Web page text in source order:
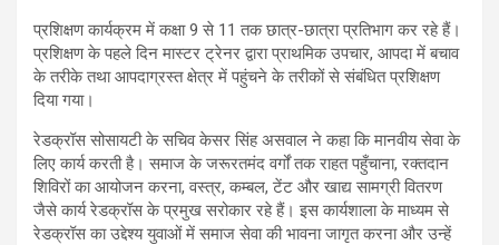
प्रशिक्षण कार्यक्रम में कक्षा 9 से 11 तक छात्र-छात्रा प्रतिभाग कर रहे हैं।
प्रशिक्षण के पहले दिन मास्टर ट्रेनर द्वारा प्राथमिक उपचार, आपदा में बचाव
के तरीके तथा आपदाग्रस्त क्षेत्र में पहुंचने के तरीकों से संबंधित प्रशिक्षण
दिया गया।
रेडक्रॉस सोसायटी के सचिव केसर सिंह असवाल ने कहा कि मानवीय सेवा के
लिए कार्य करती है। समाज के जरूरतमंद वर्गों तक राहत पहुँचाना, रक्तदान
शिविरों का आयोजन करना, वस्त्र, कम्बल, टेंट और खाद्य सामग्री वितरण
जैसे कार्य रेडक्रॉस के प्रमुख सरोकार रहे हैं। इस कार्यशाला के माध्यम से
रेडक्रॉस का उद्देश्य युवाओं में समाज सेवा की भावना जागृत करना और उन्हें